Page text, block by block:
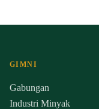
GIMNI
Gabungan
Industri Minyak